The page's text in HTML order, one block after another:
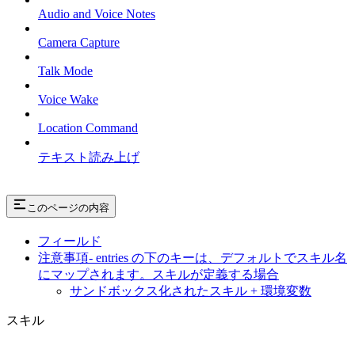
Audio and Voice Notes
Camera Capture
Talk Mode
Voice Wake
Location Command
テキスト読み上げ
このページの内容
フィールド
注意事項- entries の下のキーは、デフォルトでスキル名
にマップされます。スキルが定義する場合
サンドボックス化されたスキル + 環境変数
スキル